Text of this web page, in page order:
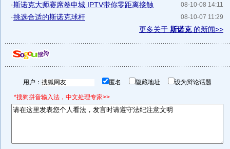
08-10-08 14:11
·斯诺克大师赛席卷申城 IPTV带你零距离接触
08-10-07 11:29
·挑选合适的斯诺克球杆
更多关于 斯诺克的新闻>>
用户： 匿名 隐藏地址 设为辩论话题
*搜狗拼音输入法，中文处理专家>>